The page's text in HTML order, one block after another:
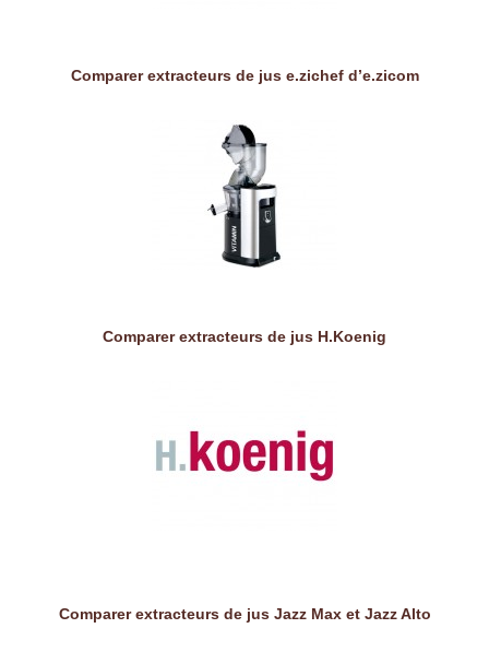
Comparer extracteurs de jus e.zichef d’e.zicom
Comparer extracteurs de jus H.Koenig
Comparer extracteurs de jus Jazz Max et Jazz Alto